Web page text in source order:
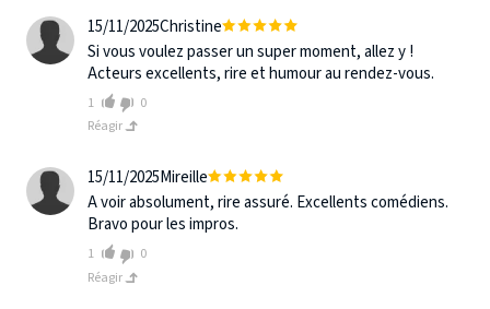
15/11/2025Christine
Si vous voulez passer un super moment, allez y !
Acteurs excellents, rire et humour au rendez-vous.
1
0
Réagir
15/11/2025Mireille
A voir absolument, rire assuré. Excellents comédiens.
Bravo pour les impros.
1
0
Réagir